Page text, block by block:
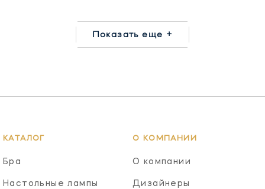
Показать еще +
КАТАЛОГ
Бра
Настольные лампы
О КОМПАНИИ
О компании
Дизайнеры